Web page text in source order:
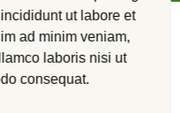
ut labore et
ad minim veniam,
laboris nisi ut
consequat.